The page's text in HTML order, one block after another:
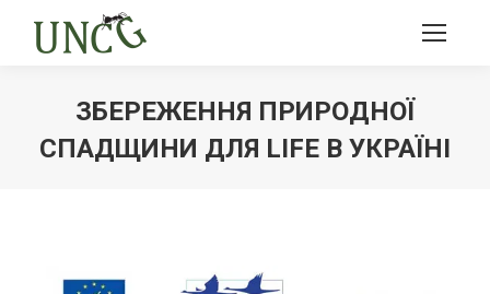
ЗБЕРЕЖЕННЯ ПРИРОДНОЇ
СПАДЩИНИ ДЛЯ LIFE В УКРАЇНІ